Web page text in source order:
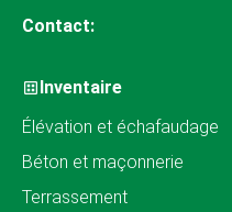
Contact:
Inventaire
Élévation et échafaudage
Béton et maçonnerie
Terrassement